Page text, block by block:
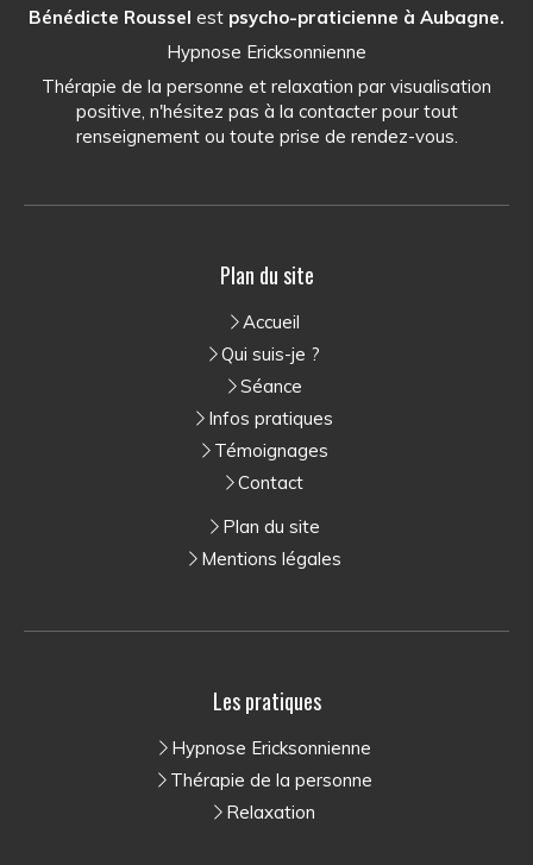
Bénédicte Roussel est psycho-praticienne à Aubagne.
Hypnose Ericksonnienne
Thérapie de la personne et relaxation par visualisation
positive, n'hésitez pas à la contacter pour tout
renseignement ou toute prise de rendez-vous.
Plan du site
Accueil
Qui suis-je ?
Séance
Infos pratiques
Témoignages
Contact
Plan du site
Mentions légales
Les pratiques
Hypnose Ericksonnienne
Thérapie de la personne
Relaxation